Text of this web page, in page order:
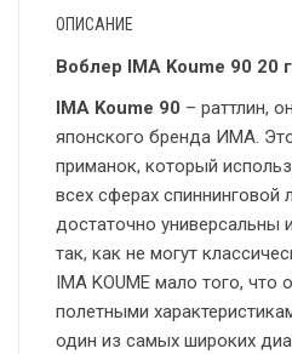
ОПИСАНИЕ
Воблер IMA Koume 90 20
IMA Koume 90 – раттлин,
японского бренда ИМА.
приманок, который
всех сферах спиннинговой
достаточно универсальны
так, как не могут
IMA KOUME мало того,
полетными
один из самых широких